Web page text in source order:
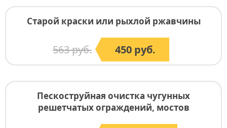
Старой краски или рыхлой ржавчины
563 руб. 450 руб.
Пескоструйная очистка чугунных
решетчатых ограждений, мостов